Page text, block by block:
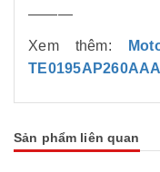
———
Xem thêm:
Sản phẩm liên quan